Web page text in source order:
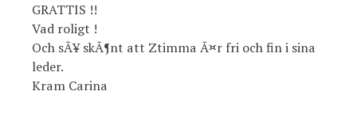
GRATTIS !!
Vad roligt !
Och sÃ¥ skÃ¶nt att Ztimma Ã¤r fri och fin i sina
leder.
Kram Carina